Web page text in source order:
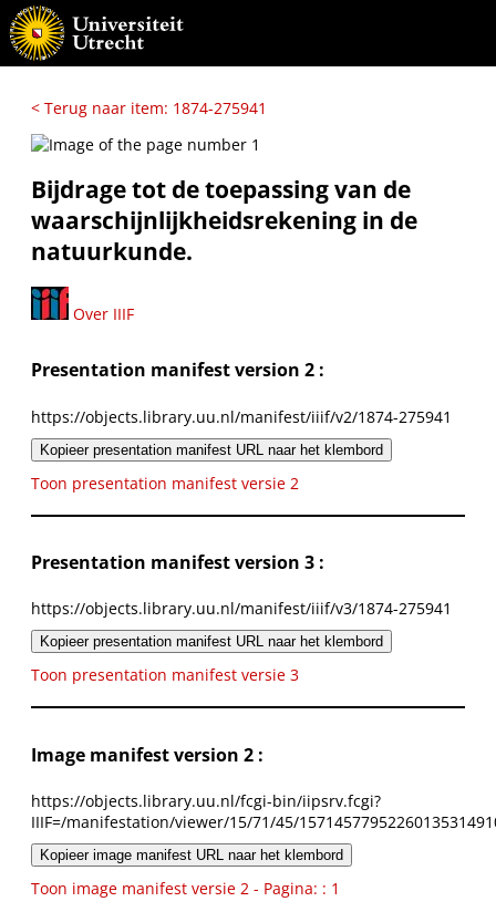
< Terug naar item: 1874-275941
Bijdrage tot de toepassing van de
waarschijnlijkheidsrekening in de
natuurkunde.
Over IIIF
Presentation manifest version 2 :
https://objects.library.uu.nl/manifest/iiif/v2/1874-275941
Kopieer presentation manifest URL naar het klembord
Toon presentation manifest versie 2
Presentation manifest version 3 :
https://objects.library.uu.nl/manifest/iiif/v3/1874-275941
Kopieer presentation manifest URL naar het klembord
Toon presentation manifest versie 3
Image manifest version 2 :
https://objects.library.uu.nl/fcgi-bin/iipsrv.fcgi?
IIIF=/manifestation/viewer/15/71/45/
Kopieer image manifest URL naar het klembord
Toon image manifest versie 2 - Pagina: : 1